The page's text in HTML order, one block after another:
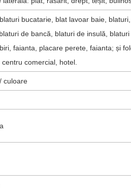
bucatarie, blat lavoar baie,
de bancă, blaturi de insulă,
faianta, placare perete, faianta; și
comercial, hotel.
culoare